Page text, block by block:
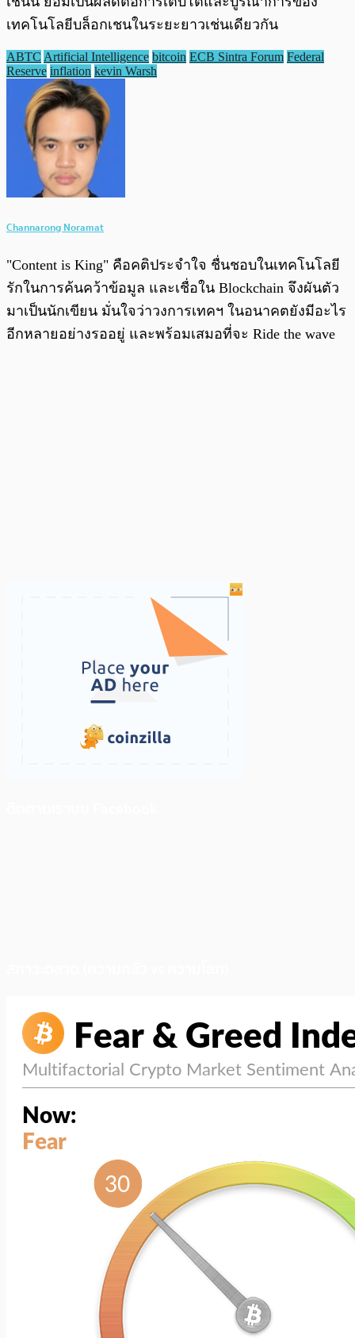
เทคโนโลยีบล็อกเชนในระยะยาวเช่นเดียวกัน
ABTC Artificial Intelligence bitcoin ECB Sintra Forum Federal
Reserve inflation kevin Warsh
Channarong Noramat
"Content is King" คือคติประจำใจ ชื่นชอบในเทคโนโลยี
รักในการค้นคว้าข้อมูล และเชื่อใน Blockchain จึงผันตัว
มาเป็นนักเขียน มั่นใจว่าวงการเทคฯ ในอนาคตยังมีอะไร
อีกหลายอย่างรออยู่ และพร้อมเสมอที่จะ Ride the wave